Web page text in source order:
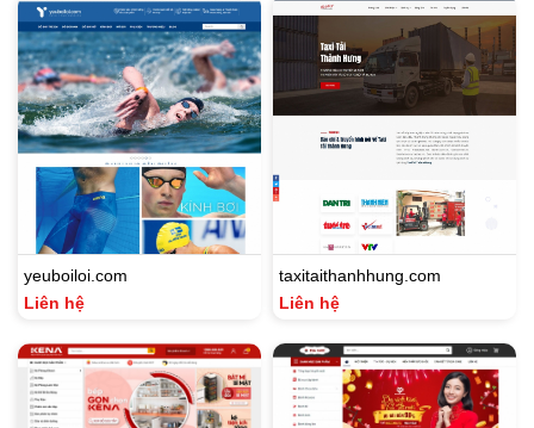
yeuboiloi.com
Liên hệ
taxitaithanhhung.com
Liên hệ